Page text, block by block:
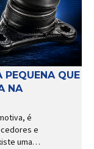
PEQUENA QUE
NA
é
e
uma